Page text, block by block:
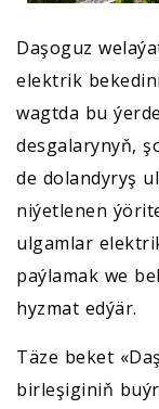
Daşoguz
elektrik
wagtda bu
desgalarynyň,
de dolandyryş
niýetlenen
ulgamlar
paýlamak we
hyzmat edýär.
Täze beket
birleşiginiň